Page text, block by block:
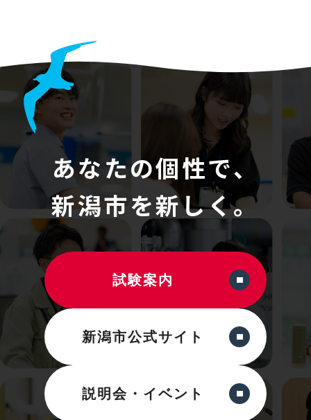
あなたの個性で、
新潟市を新しく。
試験案内
新潟市公式サイト
説明会・イベント